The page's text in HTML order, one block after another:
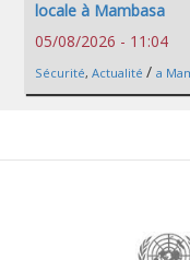
locale à Mambasa
05/08/2026 - 11:04
Sécurité, Actualité / a